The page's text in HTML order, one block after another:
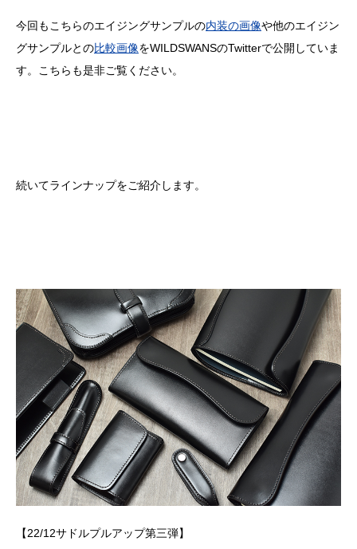
今回もこちらのエイジングサンプルの内装の画像や他のエイジン
グサンプルとの比較画像をWILDSWANSのTwitterで公開していま
す。こちらも是非ご覧ください。
続いてラインナップをご紹介します。
【22/12サドルプルアップ第三弾】